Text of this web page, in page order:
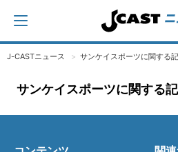
J-CASTニュース サンケイスポーツに関する
サンケイスポーツに関する